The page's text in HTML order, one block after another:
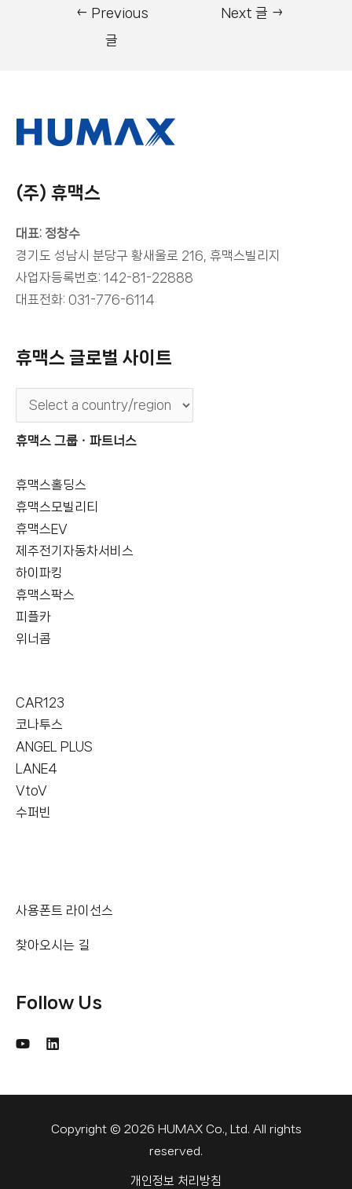
← Previous
글
Next 글 →
(주) 휴맥스
대표: 정창수
경기도 성남시 분당구 황새울로 216, 휴맥스빌리지
사업자등록번호: 142-81-22888
대표전화: 031-776-6114
휴맥스 글로벌 사이트
휴맥스 그룹ㆍ파트너스
휴맥스홀딩스
휴맥스모빌리티
휴맥스EV
제주전기자동차서비스
하이파킹
휴맥스팍스
피플카
위너콤
CAR123
코나투스
ANGEL PLUS
LANE4
VtoV
수퍼빈
사용폰트 라이선스
찾아오시는 길
Follow Us
Copyright © 2026 HUMAX Co., Ltd. All rights
reserved.
개인정보 처리방침